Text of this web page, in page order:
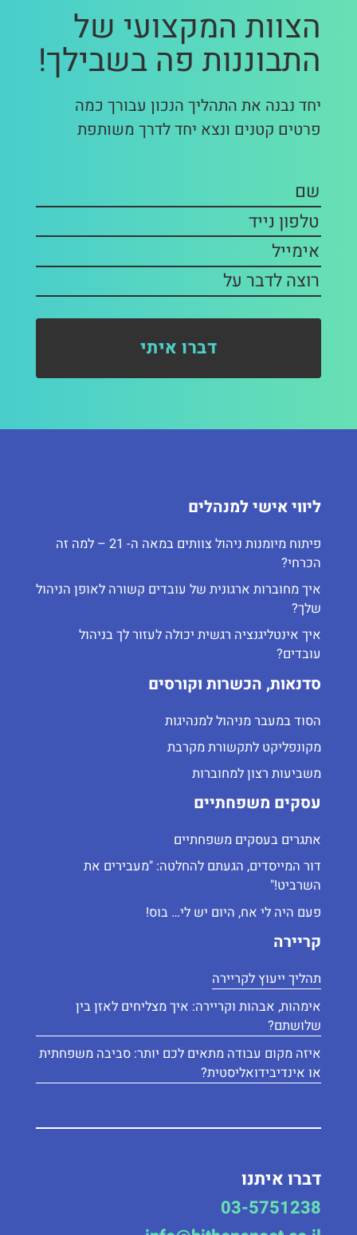
הצוות המקצועי של
התבוננות פה בשבילך!
יחד נבנה את התהליך הנכון עבורך כמה
פרטים קטנים ונצא יחד לדרך משותפת
ליווי אישי למנהלים
פיתוח מיומנות ניהול צוותים במאה ה- 21 – למה זה
הכרחי?
איך מחוברות ארגונית של עובדים קשורה לאופן הניהול
שלך?
איך אינטליגנציה רגשית יכולה לעזור לך בניהול
עובדים?
סדנאות, הכשרות וקורסים
הסוד במעבר מניהול למנהיגות
מקונפליקט לתקשורת מקרבת
משביעות רצון למחוברות
עסקים משפחתיים
אתגרים בעסקים משפחתיים
דור המייסדים, הגעתם להחלטה: "מעבירים את
השרביט!"
פעם היה לי אח, היום יש לי… בוס!
קריירה
תהליך ייעוץ לקריירה
אימהוּת, אבהוּת וקריירה: איך מצליחים לאזן בין
שלושתם?
איזה מקום עבודה מתאים לכם יותר: סביבה משפחתית
או אינדיבידואליסטית?
דברו איתנו
03-5751238